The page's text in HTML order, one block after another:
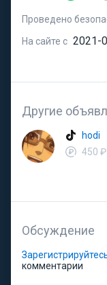
Проведено
На сайте с 2021-
Другие
hodi
450 ₽
Обсуждение
комментарии